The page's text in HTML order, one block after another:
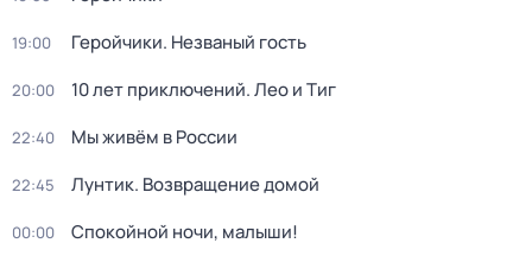
19:00 Геройчики. Незваный гость
20:00 10 лет приключений. Лео и Тиг
22:40 Мы живём в России
22:45 Лунтик. Возвращение домой
00:00 Спокойной ночи, малыши!